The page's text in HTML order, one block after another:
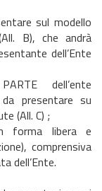
sul modello
B), che andrà
dell’Ente
dell’ente
presentare su
(All. C) ;
in forma libera e
comprensiva
dell’Ente.